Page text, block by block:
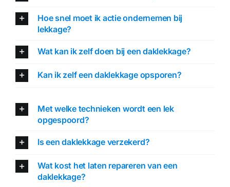
Hoe snel moet ik actie ondernemen bij
lekkage?
Wat kan ik zelf doen bij een daklekkage?
Kan ik zelf een daklekkage opsporen?
Met welke technieken wordt een lek
opgespoord?
Is een daklekkage verzekerd?
Wat kost het laten repareren van een
daklekkage?